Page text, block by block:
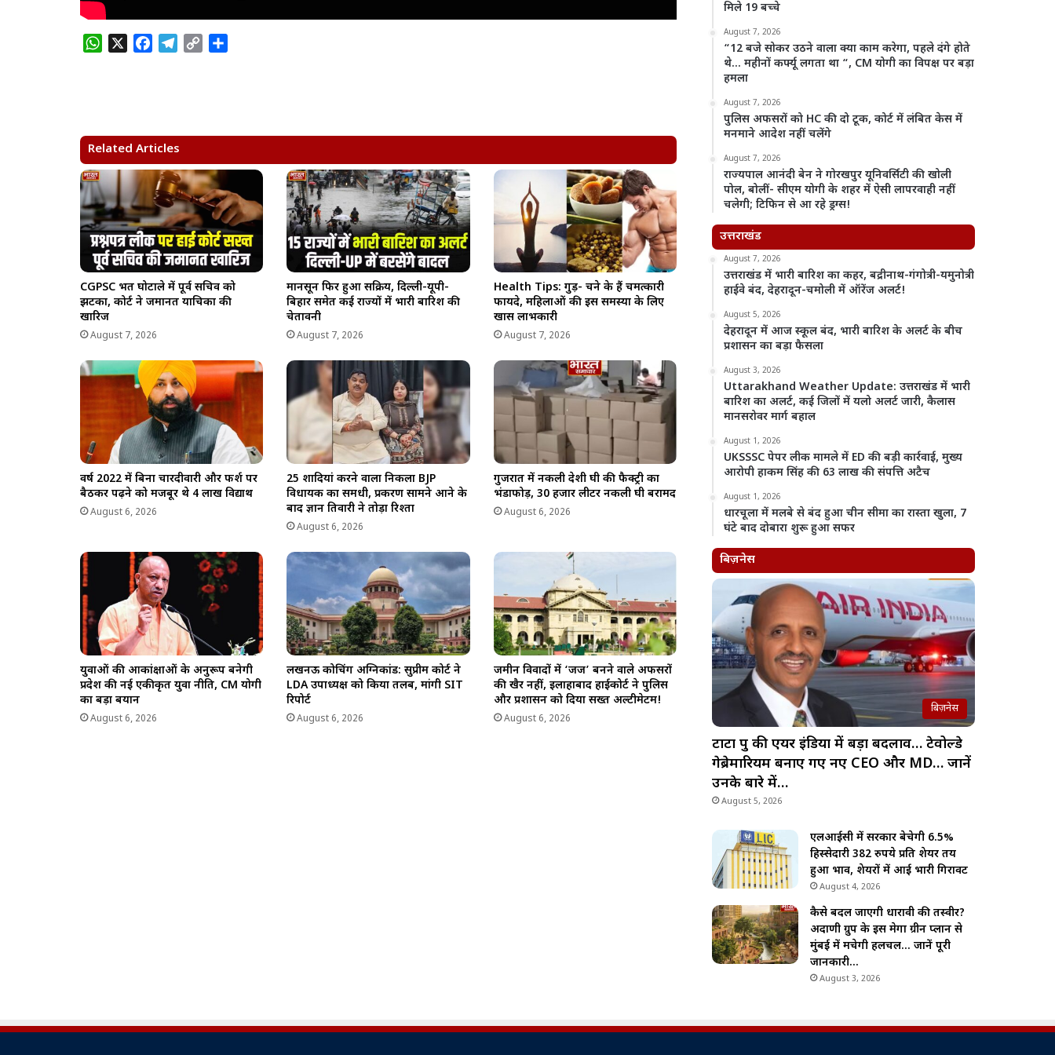
W
A
p
p
o
o
k
r
a
m
i
k
Related Articles
CGPSC भर्ती घोटाले में पूर्व सचिव को
झटका, कोर्ट ने जमानत याचिका की
खारिज
August 7, 2026
मानसून फिर हुआ सक्रिय, दिल्ली-यूपी-
बिहार समेत कई राज्यों में भारी बारिश की
चेतावनी
August 7, 2026
Health Tips: गुड़- चने के हैं चमत्कारी
फायदे, महिलाओं की इस समस्या के लिए
खास लाभकारी
August 7, 2026
वर्ष 2022 में बिना चारदीवारी और फर्श पर
बैठकर पढ़ने को मजबूर थे 4 लाख विद्यार्थी
August 6, 2026
25 शादियां करने वाला निकला BJP
विधायक का समधी, प्रकरण सामने आने के
बाद ज्ञान तिवारी ने तोड़ा रिश्ता
August 6, 2026
गुजरात में नकली देशी घी की फैक्ट्री का
भंडाफोड़, 30 हजार लीटर नकली घी बरामद
August 6, 2026
युवाओं की आकांक्षाओं के अनुरूप बनेगी
प्रदेश की नई एकीकृत युवा नीति, CM योगी
का बड़ा बयान
August 6, 2026
लखनऊ कोचिंग अग्निकांड: सुप्रीम कोर्ट ने
LDA उपाध्यक्ष को किया तलब, मांगी SIT
रिपोर्ट
August 6, 2026
जमीन विवादों में ‘जज’ बनने वाले अफसरों
की खैर नहीं, इलाहाबाद हाईकोर्ट ने पुलिस
और प्रशासन को दिया सख्त अल्टीमेटम!
August 6, 2026
मिले 19 बच्चे
August 7, 2026
“12 बजे सोकर उठने वाला क्या काम करेगा, पहले दंगे होते
थे… महीनों कर्फ्यू लगता था “, CM योगी का विपक्ष पर बड़ा
हमला
August 7, 2026
पुलिस अफसरों को HC की दो टूक, कोर्ट में लंबित केस में
मनमाने आदेश नहीं चलेंगे
August 7, 2026
राज्यपाल आनंदी बेन ने गोरखपुर यूनिवर्सिटी की खोली
पोल, बोलीं- सीएम योगी के शहर में ऐसी लापरवाही नहीं
चलेगी; टिफिन से आ रहे ड्रग्स!
उत्तराखंड
August 7, 2026
उत्तराखंड में भारी बारिश का कहर, बद्रीनाथ-गंगोत्री-यमुनोत्री
हाईवे बंद, देहरादून-चमोली में ऑरेंज अलर्ट!
August 5, 2026
देहरादून में आज स्कूल बंद, भारी बारिश के अलर्ट के बीच
प्रशासन का बड़ा फैसला
August 3, 2026
Uttarakhand Weather Update: उत्तराखंड में भारी
बारिश का अलर्ट, कई जिलों में यलो अलर्ट जारी, कैलास
मानसरोवर मार्ग बहाल
August 1, 2026
UKSSSC पेपर लीक मामले में ED की बड़ी कार्रवाई, मुख्य
आरोपी हाकम सिंह की 63 लाख की संपत्ति अटैच
August 1, 2026
धारचूला में मलबे से बंद हुआ चीन सीमा का रास्ता खुला, 7
घंटे बाद दोबारा शुरू हुआ सफर
बिज़नेस
बिज़नेस
टाटा ग्रुप की एयर इंडिया में बड़ा बदलाव… टेवोल्डे
गेब्रेमारियम बनाए गए नए CEO और MD… जानें
उनके बारे में…
August 5, 2026
एलआईसी में सरकार बेचेगी 6.5%
हिस्सेदारी 382 रुपये प्रति शेयर तय
हुआ भाव, शेयरों में आई भारी गिरावट
August 4, 2026
कैसे बदल जाएगी धारावी की तस्वीर?
अदाणी ग्रुप के इस मेगा ग्रीन प्लान से
मुंबई में मचेगी हलचल… जानें पूरी
जानकारी…
August 3, 2026